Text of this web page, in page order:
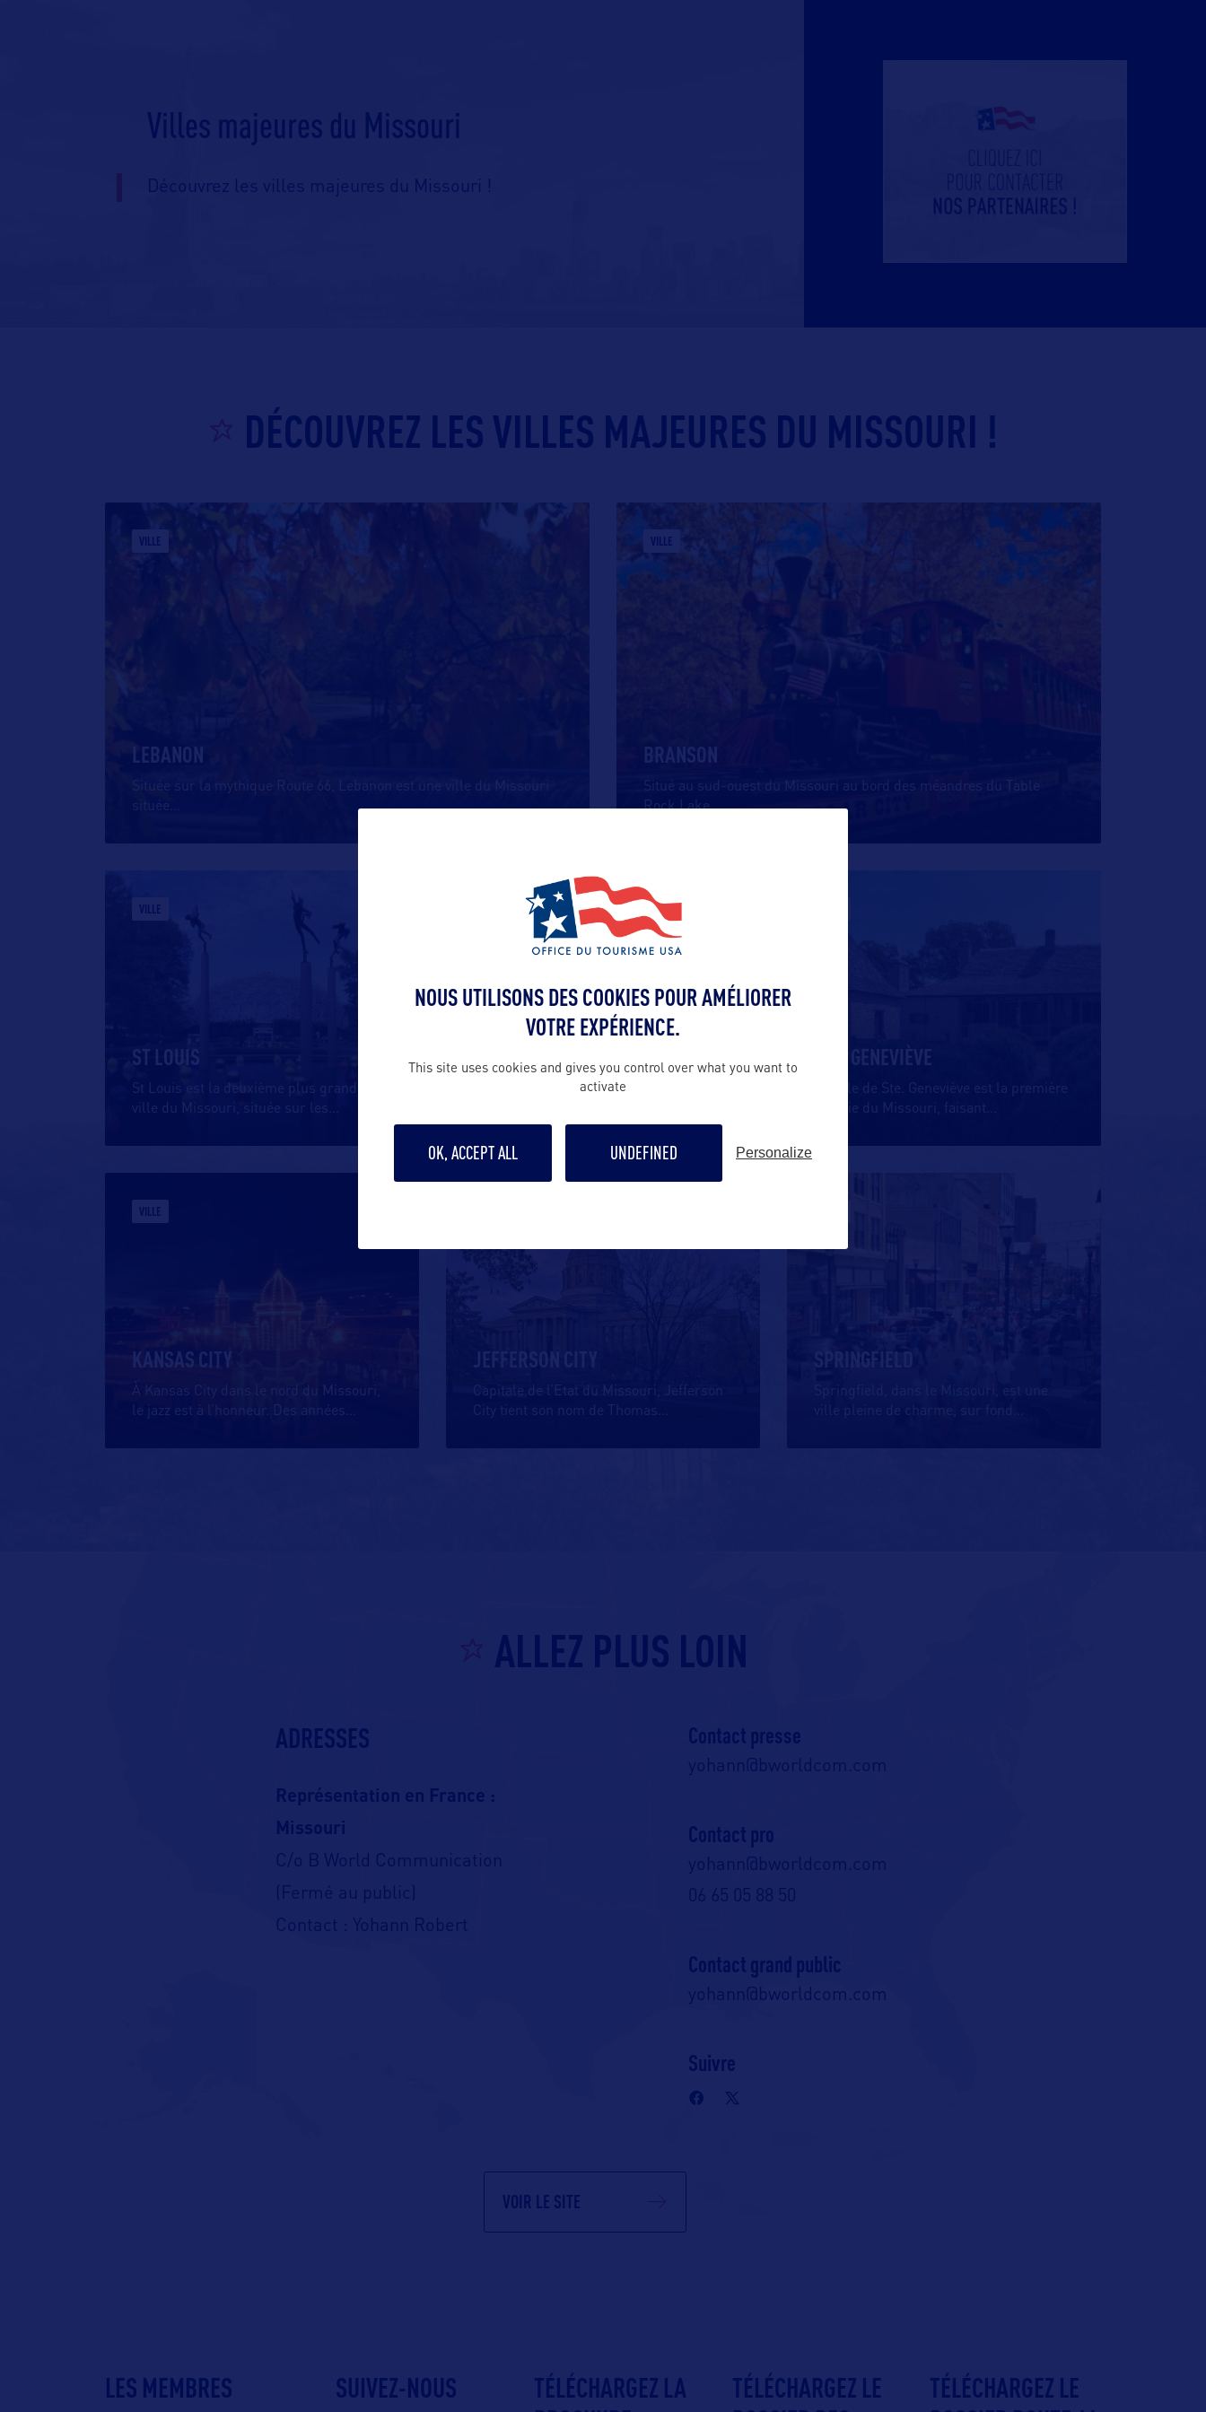
Villes majeures du Missouri
Découvrez les villes majeures du Missouri !
DÉCOUVREZ LES VILLES MAJEURES DU MISSOURI !
VILLE
LEBANON
Située sur la mythique Route 66, Lebanon est une ville du Missouri
située
VILLE
BRANSON
Situé au sud-ouest du Missouri au bord des méandres du Table
Rock Lake,…
VILLE
ST LOUIS
St Louis est la deuxième plus grande
ville du Missouri, située sur les
ST JOSEPH
Surnommée « Saint Jo » ou simplement
STE. GENEVIÈVE
La ville de Ste. Geneviève est la première
colonie du Missouri, faisant
VILLE
KANSAS CITY
À Kansas City dans le nord du Missouri,
le jazz est à l’honneur. Des années
JEFFERSON CITY
Capitale de l’Etat du Missouri, Jefferson
City tient son nom de Thomas
SPRINGFIELD
ville pleine de charme, sur fond
ALLEZ PLUS LOIN
ADRESSES
Représentation en France :
C/o B World Communication
Contact : Yohann Robert
Contact presse
yohann@bworldcom.com
Contact pro
yohann@bworldcom.com
06 65 05 88 50
Contact grand public
yohann@bworldcom.com
Suivre
VOIR LE SITE
LES MEMBRES SUIVEZ-NOUS
TÉLÉCHARGEZ LA
TÉLÉCHARGEZ LE
TÉLÉCHARGEZ LE
NOUS UTILISONS DES COOKIES POUR AMÉLIORER
VOTRE EXPÉRIENCE.
This site uses cookies and gives you control over what you want to
activate
OK, ACCEPT ALL UNDEFINED Personalize